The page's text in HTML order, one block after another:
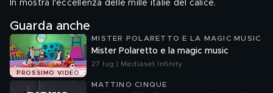
In mostra l'eccellenza delle mille italie del calice.
Guarda anche
PROSSIMO VIDEO
MISTER POLARETTO E LA MAGIC MUSIC
Mister Polaretto e la magic music
27 lug | Mediaset Infinity
MATTINO CINQUE